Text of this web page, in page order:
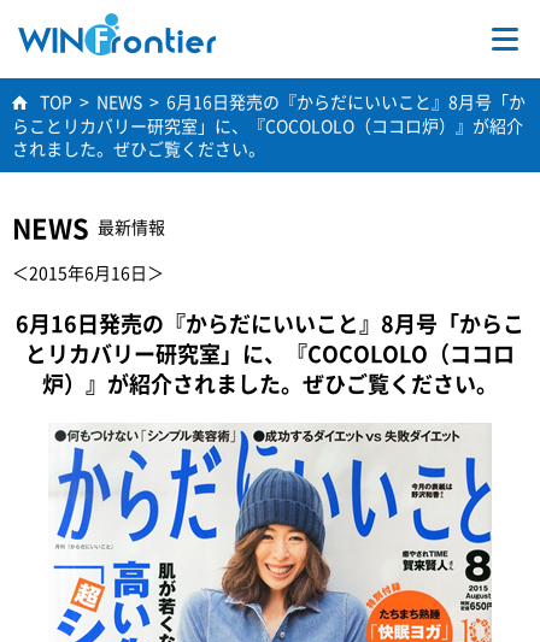
TOP
事業内容
採用情報
お問合せ
JP EN TwitterFacebook
TOP > NEWS > 6月16日発売の『からだにいいこと』8月号「か
らことリカバリー研究室」に、『COCOLOLO（ココロ炉）』が紹介
されました。ぜひご覧ください。
NEWS 最新情報
＜2015年6月16日＞
6月16日発売の『からだにいいこと』8月号「からこ
とリカバリー研究室」に、『COCOLOLO（ココロ
炉）』が紹介されました。ぜひご覧ください。